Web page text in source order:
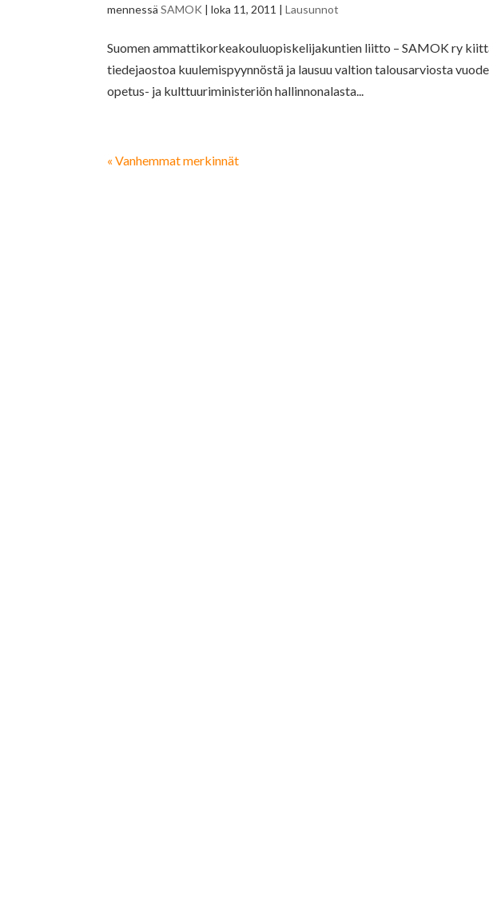
mennessäSAMOK |loka 11, 2011 |Lausunnot
Suomen ammattikorkeakouluopiskelijakuntien liitto – SAMOK ry
tiedejaostoa kuulemispyynnöstä ja lausuu valtion talousarviosta
opetus- ja kulttuuriministeriön hallinnonalasta...
« Vanhemmat merkinnät